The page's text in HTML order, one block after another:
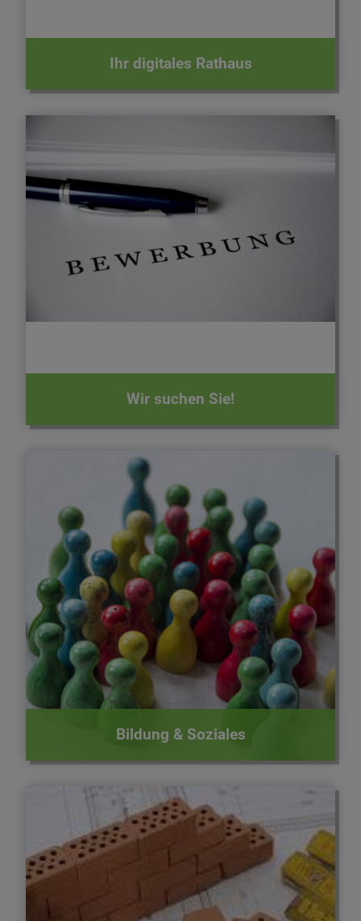
Ihr digitales Rathaus
Wir suchen Sie!
Unsere Stellenangebote - Jetzt bewerben!
Bildung & Soziales
Schulen und Kinderbetreuung